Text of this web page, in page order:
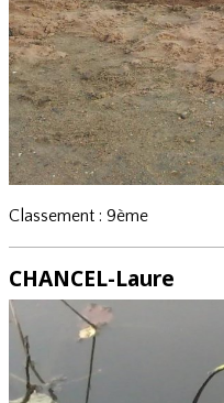
Classement : 9ème
CHANCEL-Laure